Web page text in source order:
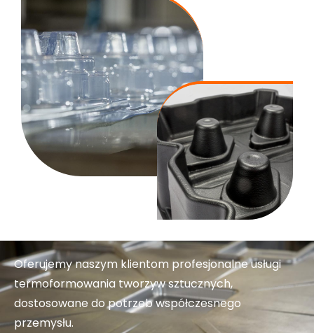
Oferujemy naszym klientom profesjonalne usługi
termoformowania tworzyw sztucznych,
dostosowane do potrzeb współczesnego
przemysłu.